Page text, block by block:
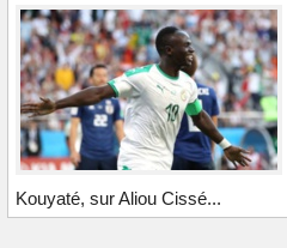
Kouyaté, sur Aliou Cissé...